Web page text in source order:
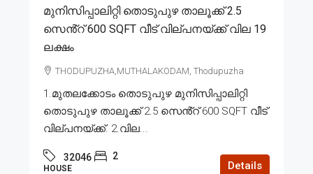
മുനിസിപ്പാലിറ്റി തൊടുപുഴ താലൂക്ക് 2.5
സെൻ്റ് 600 SQFT വീട് വില്പനയ്ക്ക് വില 19
ലക്ഷം
THODUPUZHA,MUTHALAKODAM, Thodupuzha
1.മുതലക്കോടം തൊടുപുഴ മുനിസിപ്പാലിറ്റി
തൊടുപുഴ താലൂക്ക് 2.5 സെൻ്റ് 600 SQFT വീട്
വില്പനയ്ക്ക്. 2.വില...
32046 2
HOUSE Details